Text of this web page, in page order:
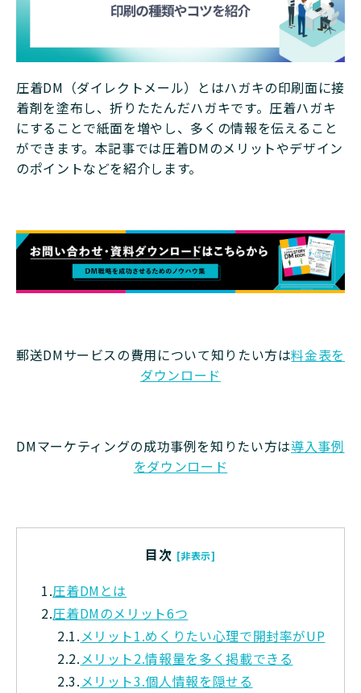
圧着DM（ダイレクトメール）とはハガキの印刷面に接
着剤を塗布し、折りたたんだハガキです。圧着ハガキ
にすることで紙面を増やし、多くの情報を伝えること
ができます。本記事では圧着DMのメリットやデザイン
のポイントなどを紹介します。
郵送DMサービスの費用について知りたい方は料金表を
ダウンロード
DMマーケティングの成功事例を知りたい方は導入事例
をダウンロード
目次 [非表示]
1.圧着DMとは
2.圧着DMのメリット6つ
2.1.メリット1.めくりたい心理で開封率がUP
2.2.メリット2.情報量を多く掲載できる
2.3.メリット3.個人情報を隠せる